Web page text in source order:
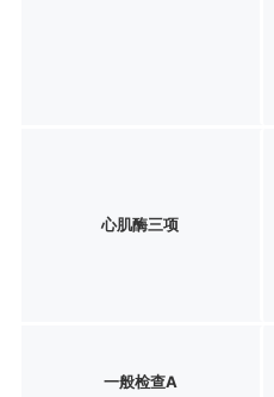
心肌酶三项
一般检查A